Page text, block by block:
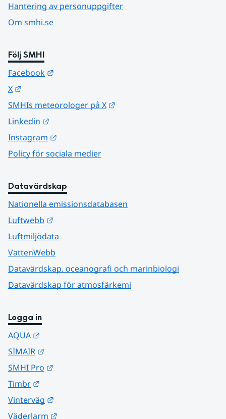
Hantering av personuppgifter
Om smhi.se
Följ SMHI
Facebook
X
SMHIs meteorologer på X
Linkedin
Instagram
Policy för sociala medier
Datavärdskap
Nationella emissionsdatabasen
Luftwebb
Luftmiljödata
VattenWebb
Datavärdskap, oceanografi och marinbiologi
Datavärdskap för atmosfärkemi
Logga in
AQUA
SIMAIR
SMHI Pro
Timbr
Vinterväg
Väderlarm